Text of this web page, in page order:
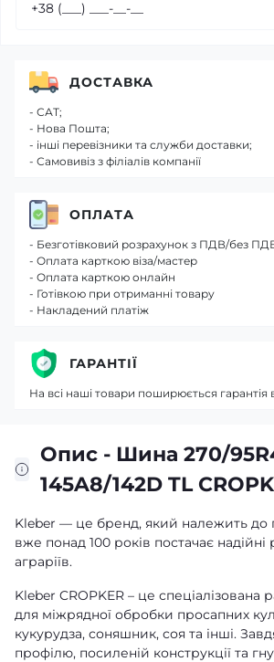
Опис - Шина 270/
145A8/142D TL
Kleber — це бренд, який належить до
вже понад 100 років постачає надійні
аграріїв.
Kleber CROPKER – це спеціалізована
для міжрядної обробки просапних
кукурудза, соняшник, соя та інші.
профілю, посиленій конструкції та
ДОСТАВКА
- САТ;
- Нова Пошта;
- інші перевізники та служби доставки;
- Самовивіз з філіалів компанії
ОПЛАТА
- Безготівковий розрахунок з ПДВ/без
- Оплата карткою віза/мастер
- Оплата карткою онлайн
- Готівкою при отриманні товару
- Накладений платіж
ГАРАНТІЇ
На всі наші товари поширюється гарантія